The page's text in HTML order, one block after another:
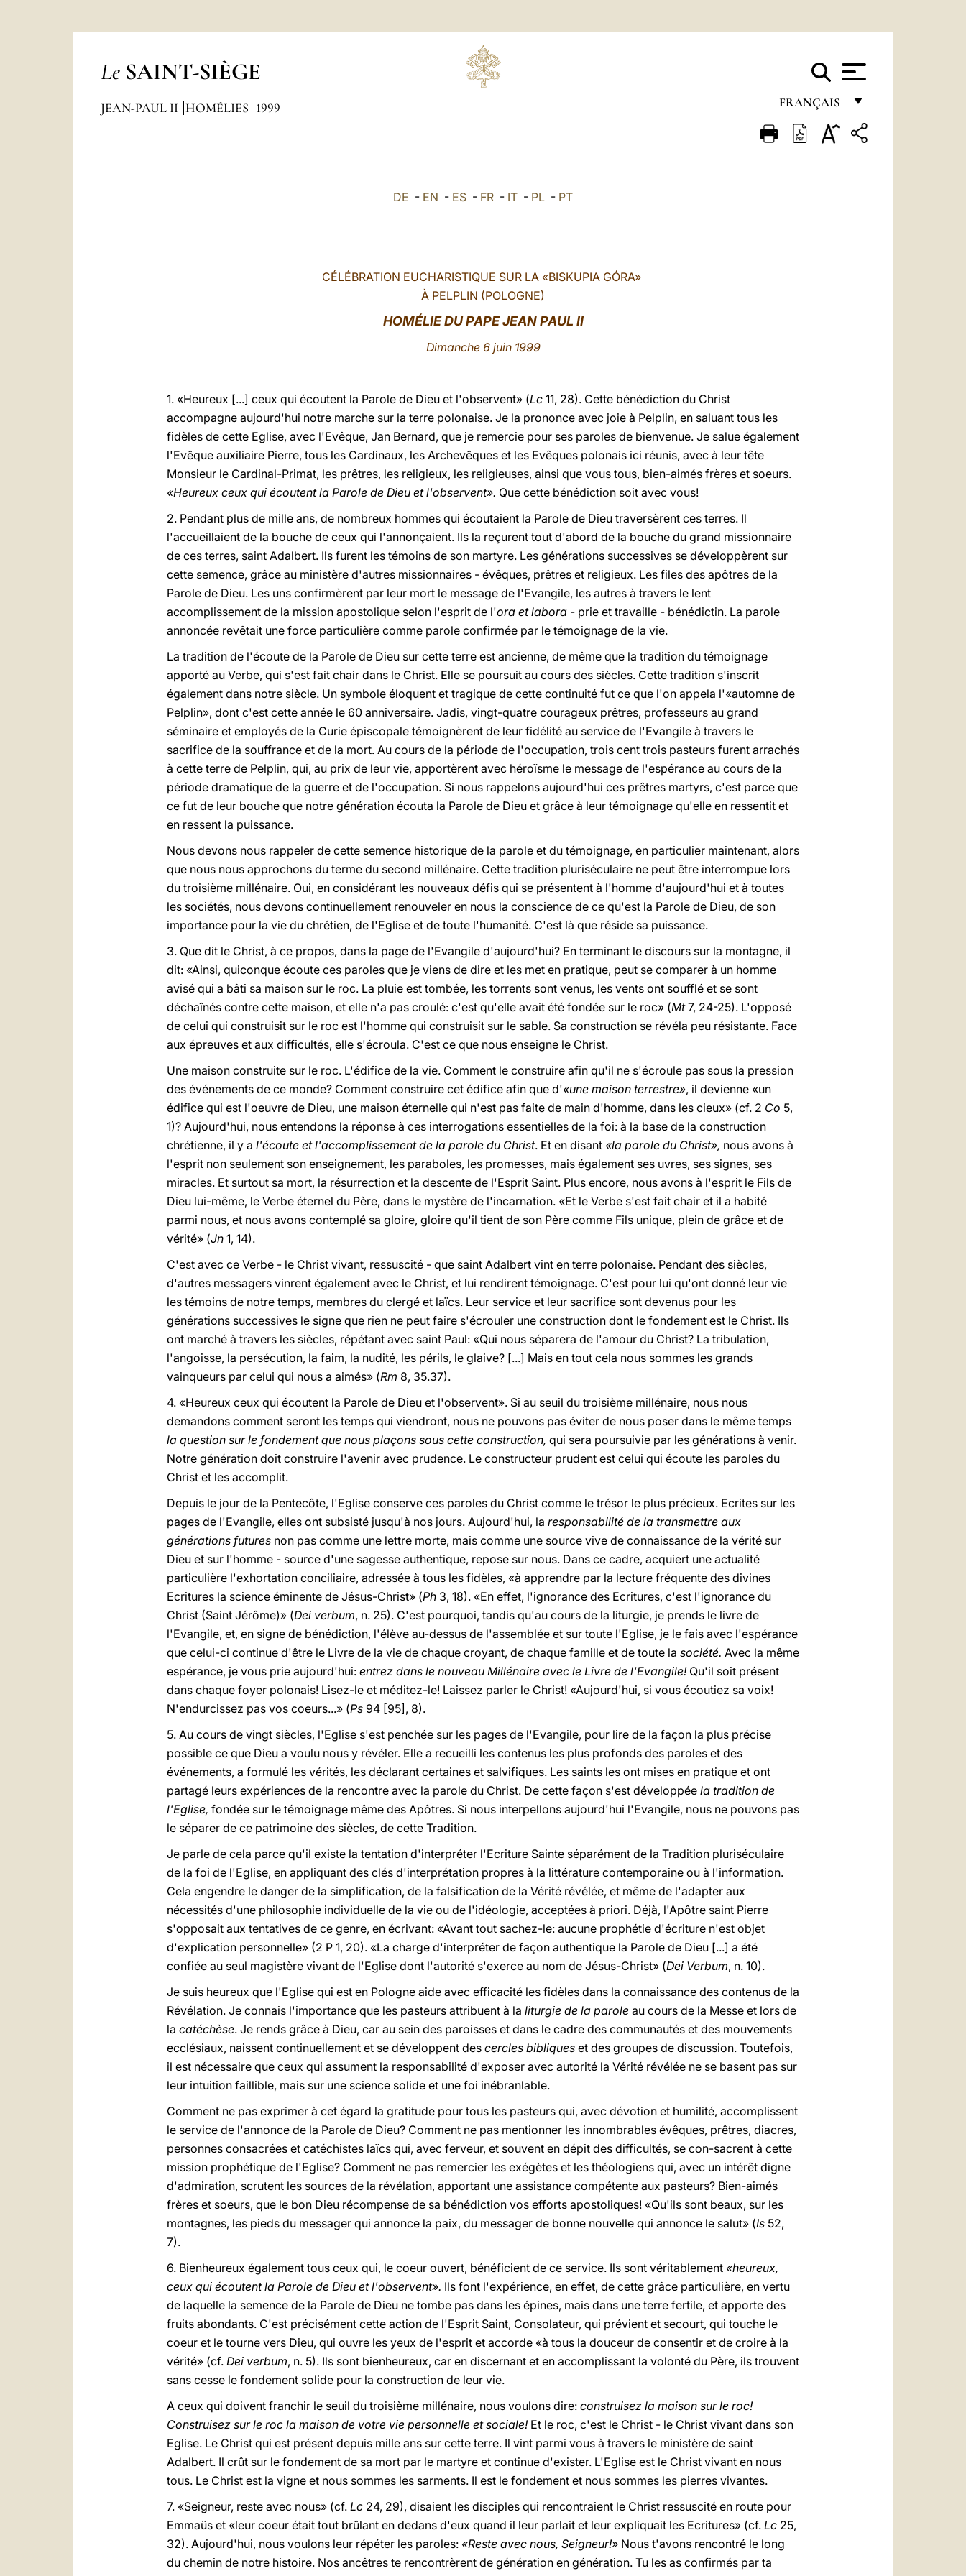
Le SAINT-SIÈGE
FRANÇAIS
FRANÇAIS
JEAN-PAUL II HOMÉLIES 1999
DE - EN - ES - FR - IT - PL - PT
CÉLÉBRATION EUCHARISTIQUE SUR LA «BISKUPIA GÓRA»
À PELPLIN (POLOGNE)
HOMÉLIE DU PAPE JEAN PAUL II
Dimanche 6 juin 1999
1. «Heureux [...] ceux qui écoutent la Parole de Dieu et l'observent» (Lc 11, 28). Cette bénédiction du Christ
accompagne aujourd'hui notre marche sur la terre polonaise. Je la prononce avec joie à Pelplin, en saluant tous les
fidèles de cette Eglise, avec l'Evêque, Jan Bernard, que je remercie pour ses paroles de bienvenue. Je salue également
l'Evêque auxiliaire Pierre, tous les Cardinaux, les Archevêques et les Evêques polonais ici réunis, avec à leur tête
Monsieur le Cardinal-Primat, les prêtres, les religieux, les religieuses, ainsi que vous tous, bien-aimés frères et soeurs.
«Heureux ceux qui écoutent la Parole de Dieu et l'observent». Que cette bénédiction soit avec vous!
2. Pendant plus de mille ans, de nombreux hommes qui écoutaient la Parole de Dieu traversèrent ces terres. Il
l'accueillaient de la bouche de ceux qui l'annonçaient. Ils la reçurent tout d'abord de la bouche du grand missionnaire
de ces terres, saint Adalbert. Ils furent les témoins de son martyre. Les générations successives se développèrent sur
cette semence, grâce au ministère d'autres missionnaires - évêques, prêtres et religieux. Les files des apôtres de la
Parole de Dieu. Les uns confirmèrent par leur mort le message de l'Evangile, les autres à travers le lent
accomplissement de la mission apostolique selon l'esprit de l'ora et labora - prie et travaille - bénédictin. La parole
annoncée revêtait une force particulière comme parole confirmée par le témoignage de la vie.
La tradition de l'écoute de la Parole de Dieu sur cette terre est ancienne, de même que la tradition du témoignage
apporté au Verbe, qui s'est fait chair dans le Christ. Elle se poursuit au cours des siècles. Cette tradition s'inscrit
également dans notre siècle. Un symbole éloquent et tragique de cette continuité fut ce que l'on appela l'«automne de
Pelplin», dont c'est cette année le 60 anniversaire. Jadis, vingt-quatre courageux prêtres, professeurs au grand
séminaire et employés de la Curie épiscopale témoignèrent de leur fidélité au service de l'Evangile à travers le
sacrifice de la souffrance et de la mort. Au cours de la période de l'occupation, trois cent trois pasteurs furent arrachés
à cette terre de Pelplin, qui, au prix de leur vie, apportèrent avec héroïsme le message de l'espérance au cours de la
période dramatique de la guerre et de l'occupation. Si nous rappelons aujourd'hui ces prêtres martyrs, c'est parce que
ce fut de leur bouche que notre génération écouta la Parole de Dieu et grâce à leur témoignage qu'elle en ressentit et
en ressent la puissance.
Nous devons nous rappeler de cette semence historique de la parole et du témoignage, en particulier maintenant, alors
que nous nous approchons du terme du second millénaire. Cette tradition pluriséculaire ne peut être interrompue lors
du troisième millénaire. Oui, en considérant les nouveaux défis qui se présentent à l'homme d'aujourd'hui et à toutes
les sociétés, nous devons continuellement renouveler en nous la conscience de ce qu'est la Parole de Dieu, de son
importance pour la vie du chrétien, de l'Eglise et de toute l'humanité. C'est là que réside sa puissance.
3. Que dit le Christ, à ce propos, dans la page de l'Evangile d'aujourd'hui? En terminant le discours sur la montagne, il
dit: «Ainsi, quiconque écoute ces paroles que je viens de dire et les met en pratique, peut se comparer à un homme
avisé qui a bâti sa maison sur le roc. La pluie est tombée, les torrents sont venus, les vents ont soufflé et se sont
déchaînés contre cette maison, et elle n'a pas croulé: c'est qu'elle avait été fondée sur le roc» (Mt7, 24-25). L'opposé
de celui qui construisit sur le roc est l'homme qui construisit sur le sable. Sa construction se révéla peu résistante. Face
aux épreuves et aux difficultés, elle s'écroula. C'est ce que nous enseigne le Christ.
Une maison construite sur le roc. L'édifice de la vie. Comment le construire afin qu'il ne s'écroule pas sous la pression
des événements de ce monde? Comment construire cet édifice afin que d'«une maison terrestre», il devienne «un
édifice qui est l'oeuvre de Dieu, une maison éternelle qui n'est pas faite de main d'homme, dans les cieux» (cf. 2 Co 5,
1)? Aujourd'hui, nous entendons la réponse à ces interrogations essentielles de la foi: à la base de la construction
chrétienne, il y a l'écoute et l'accomplissement de la parole du Christ. Et en disant «la parole du Christ», nous avons à
l'esprit non seulement son enseignement, les paraboles, les promesses, mais également ses uvres, ses signes, ses
miracles. Et surtout sa mort, la résurrection et la descente de l'Esprit Saint. Plus encore, nous avons à l'esprit le Fils de
Dieu lui-même, le Verbe éternel du Père, dans le mystère de l'incarnation. «Et le Verbe s'est fait chair et il a habité
parmi nous, et nous avons contemplé sa gloire, gloire qu'il tient de son Père comme Fils unique, plein de grâce et de
vérité» (Jn 1, 14).
C'est avec ce Verbe - le Christ vivant, ressuscité - que saint Adalbert vint en terre polonaise. Pendant des siècles,
d'autres messagers vinrent également avec le Christ, et lui rendirent témoignage. C'est pour lui qu'ont donné leur vie
les témoins de notre temps, membres du clergé et laïcs. Leur service et leur sacrifice sont devenus pour les
générations successives le signe que rien ne peut faire s'écrouler une construction dont le fondement est le Christ. Ils
ont marché à travers les siècles, répétant avec saint Paul: «Qui nous séparera de l'amour du Christ? La tribulation,
l'angoisse, la persécution, la faim, la nudité, les périls, le glaive? [...] Mais en tout cela nous sommes les grands
vainqueurs par celui qui nous a aimés» (Rm 8, 35.37).
4. «Heureux ceux qui écoutent la Parole de Dieu et l'observent». Si au seuil du troisième millénaire, nous nous
demandons comment seront les temps qui viendront, nous ne pouvons pas éviter de nous poser dans le même temps
la question sur le fondement que nous plaçons sous cette construction, qui sera poursuivie par les générations à venir.
Notre génération doit construire l'avenir avec prudence. Le constructeur prudent est celui qui écoute les paroles du
Christ et les accomplit.
Depuis le jour de la Pentecôte, l'Eglise conserve ces paroles du Christ comme le trésor le plus précieux. Ecrites sur les
pages de l'Evangile, elles ont subsisté jusqu'à nos jours. Aujourd'hui, la responsabilité de la transmettre aux
générations futures non pas comme une lettre morte, mais comme une source vive de connaissance de la vérité sur
Dieu et sur l'homme - source d'une sagesse authentique, repose sur nous. Dans ce cadre, acquiert une actualité
particulière l'exhortation conciliaire, adressée à tous les fidèles, «à apprendre par la lecture fréquente des divines
Ecritures la science éminente de Jésus-Christ» (Ph 3, 18). «En effet, l'ignorance des Ecritures, c'est l'ignorance du
Christ (Saint Jérôme)» (Dei verbum, n. 25). C'est pourquoi, tandis qu'au cours de la liturgie, je prends le livre de
l'Evangile, et, en signe de bénédiction, l'élève au-dessus de l'assemblée et sur toute l'Eglise, je le fais avec l'espérance
que celui-ci continue d'être le Livre de la vie de chaque croyant, de chaque famille et de toute la société. Avec la même
espérance, je vous prie aujourd'hui: entrez dans le nouveau Millénaire avec le Livre de l'Evangile! Qu'il soit présent
dans chaque foyer polonais! Lisez-le et méditez-le! Laissez parler le Christ! «Aujourd'hui, si vous écoutiez sa voix!
N'endurcissez pas vos coeurs...» (Ps 94 [95], 8).
5. Au cours de vingt siècles, l'Eglise s'est penchée sur les pages de l'Evangile, pour lire de la façon la plus précise
possible ce que Dieu a voulu nous y révéler. Elle a recueilli les contenus les plus profonds des paroles et des
événements, a formulé les vérités, les déclarant certaines et salvifiques. Les saints les ont mises en pratique et ont
partagé leurs expériences de la rencontre avec la parole du Christ. De cette façon s'est développée la tradition de
l'Eglise, fondée sur le témoignage même des Apôtres. Si nous interpellons aujourd'hui l'Evangile, nous ne pouvons pas
le séparer de ce patrimoine des siècles, de cette Tradition.
Je parle de cela parce qu'il existe la tentation d'interpréter l'Ecriture Sainte séparément de la Tradition pluriséculaire
de la foi de l'Eglise, en appliquant des clés d'interprétation propres à la littérature contemporaine ou à l'information.
Cela engendre le danger de la simplification, de la falsification de la Vérité révélée, et même de l'adapter aux
nécessités d'une philosophie individuelle de la vie ou de l'idéologie, acceptées à priori. Déjà, l'Apôtre saint Pierre
s'opposait aux tentatives de ce genre, en écrivant: «Avant tout sachez-le: aucune prophétie d'écriture n'est objet
d'explication personnelle» (2 P 1, 20). «La charge d'interpréter de façon authentique la Parole de Dieu [...] a été
confiée au seul magistère vivant de l'Eglise dont l'autorité s'exerce au nom de Jésus-Christ» (Dei Verbum, n. 10).
Je suis heureux que l'Eglise qui est en Pologne aide avec efficacité les fidèles dans la connaissance des contenus de la
Révélation. Je connais l'importance que les pasteurs attribuent à la liturgie de la parole au cours de la Messe et lors de
la catéchèse. Je rends grâce à Dieu, car au sein des paroisses et dans le cadre des communautés et des mouvements
ecclésiaux, naissent continuellement et se développent des cercles bibliques et des groupes de discussion. Toutefois,
il est nécessaire que ceux qui assument la responsabilité d'exposer avec autorité la Vérité révélée ne se basent pas sur
leur intuition faillible, mais sur une science solide et une foi inébranlable.
Comment ne pas exprimer à cet égard la gratitude pour tous les pasteurs qui, avec dévotion et humilité, accomplissent
le service de l'annonce de la Parole de Dieu? Comment ne pas mentionner les innombrables évêques, prêtres, diacres,
personnes consacrées et catéchistes laïcs qui, avec ferveur, et souvent en dépit des difficultés, se con-sacrent à cette
mission prophétique de l'Eglise? Comment ne pas remercier les exégètes et les théologiens qui, avec un intérêt digne
d'admiration, scrutent les sources de la révélation, apportant une assistance compétente aux pasteurs? Bien-aimés
frères et soeurs, que le bon Dieu récompense de sa bénédiction vos efforts apostoliques! «Qu'ils sont beaux, sur les
montagnes, les pieds du messager qui annonce la paix, du messager de bonne nouvelle qui annonce le salut» (Is 52,
7).
6. Bienheureux également tous ceux qui, le coeur ouvert, bénéficient de ce service. Ils sont véritablement «heureux,
ceux qui écoutent la Parole de Dieu et l'observent». Ils font l'expérience, en effet, de cette grâce particulière, en vertu
de laquelle la semence de la Parole de Dieu ne tombe pas dans les épines, mais dans une terre fertile, et apporte des
fruits abondants. C'est précisément cette action de l'Esprit Saint, Consolateur, qui prévient et secourt, qui touche le
coeur et le tourne vers Dieu, qui ouvre les yeux de l'esprit et accorde «à tous la douceur de consentir et de croire à la
vérité» (cf. Dei verbum, n. 5). Ils sont bienheureux, car en discernant et en accomplissant la volonté du Père, ils trouvent
sans cesse le fondement solide pour la construction de leur vie.
A ceux qui doivent franchir le seuil du troisième millénaire, nous voulons dire: construisez la maison sur le roc!
Construisez sur le roc la maison de votre vie personnelle et sociale! Et le roc, c'est le Christ - le Christ vivant dans son
Eglise. Le Christ qui est présent depuis mille ans sur cette terre. Il vint parmi vous à travers le ministère de saint
Adalbert. Il crût sur le fondement de sa mort par le martyre et continue d'exister. L'Eglise est le Christ vivant en nous
tous. Le Christ est la vigne et nous sommes les sarments. Il est le fondement et nous sommes les pierres vivantes.
7. «Seigneur, reste avec nous» (cf. Lc 24, 29), disaient les disciples qui rencontraient le Christ ressuscité en route pour
Emmaüs et «leur coeur était tout brûlant en dedans d'eux quand il leur parlait et leur expliquait les Ecritures» (cf. Lc 25,
32). Aujourd'hui, nous voulons leur répéter les paroles: «Reste avec nous, Seigneur!» Nous t'avons rencontré le long
du chemin de notre histoire. Nos ancêtres te rencontrèrent de génération en génération. Tu les as confirmés par ta